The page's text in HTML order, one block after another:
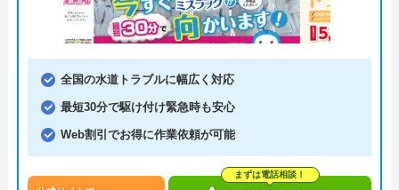
全国の水道トラブルに幅広く対応
最短30分で駆け付け緊急時も安心
Web割引でお得に作業依頼が可能
まずは電話相談！